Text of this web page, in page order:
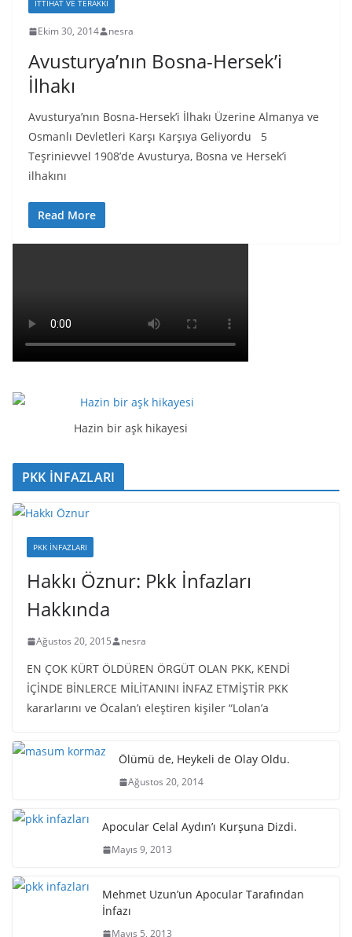
İTTIHAT VE TERAKKI
Ekim 30, 2014 nesra
Avusturya’nın Bosna-Hersek’i
İlhakı
Avusturya’nın Bosna-Hersek’i İlhakı Üzerine Almanya ve
Osmanlı Devletleri Karşı Karşıya Geliyordu 5
Teşrinievvel 1908’de Avusturya, Bosna ve Hersek’i
ilhakını
Read More
Hazin bir aşk hikayesi
PKK İNFAZLARI
PKK İNFAZLARI
Hakkı Öznur: Pkk İnfazları
Hakkında
Ağustos 20, 2015 nesra
EN ÇOK KÜRT ÖLDÜREN ÖRGÜT OLAN PKK, KENDİ
İÇİNDE BİNLERCE MİLİTANINI İNFAZ ETMİŞTİR PKK
kararlarını ve Öcalan’ı eleştiren kişiler “Lolan’a
Ölümü de, Heykeli de Olay Oldu.
Ağustos 20, 2014
Apocular Celal Aydın’ı Kurşuna Dizdi.
Mayıs 9, 2013
Mehmet Uzun’un Apocular Tarafından
İnfazı
Mayıs 5, 2013